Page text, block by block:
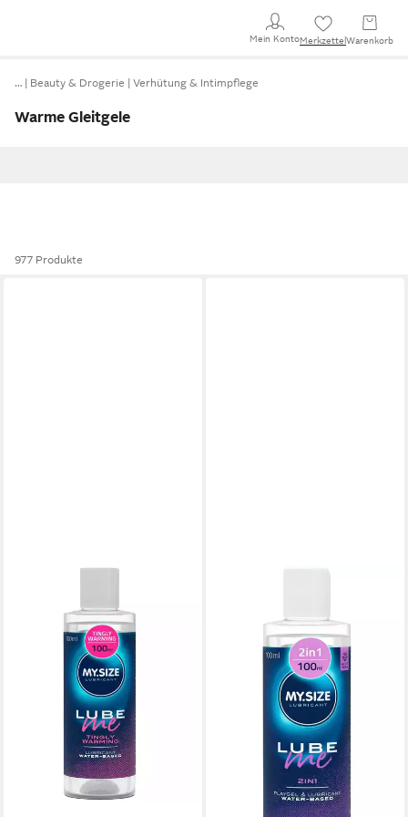
Mein KontoMerkzettel Warenkorb
… Beauty & Drogerie Verhütung & Intimpflege
Warme Gleitgele
977 Produkte